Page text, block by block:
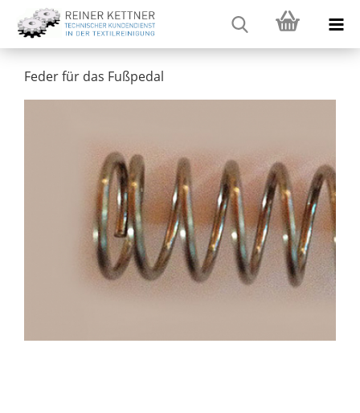
Feder für das Fußpedal